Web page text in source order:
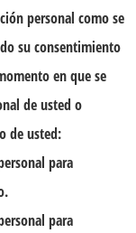
personal como se
su consentimiento
en que se
de usted o
de usted:
para
para